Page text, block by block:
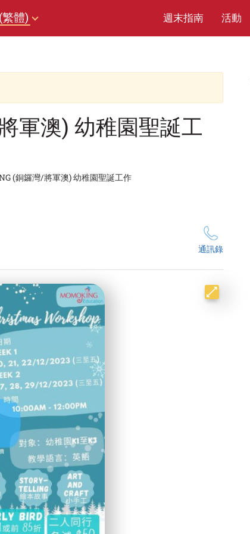
體) 週末指南 活動
軍澳) 幼稚園聖誕工
(銅鑼灣/將軍澳) 幼稚園聖誕工作
通訊錄